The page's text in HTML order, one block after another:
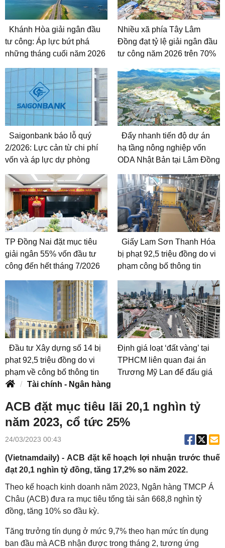
Khánh Hòa giải ngân đầu
tư công: Áp lực bứt phá
những tháng cuối năm 2026
Nhiều xã phía Tây Lâm
Đồng đạt tỷ lệ giải ngân đầu
tư công năm 2026 trên 70%
Saigonbank báo lỗ quý
2/2026: Lực cản từ chi phí
vốn và áp lực dự phòng
Đẩy nhanh tiến độ dự án
hạ tầng nông nghiệp vốn
ODA Nhật Bản tại Lâm Đồng
TP Đồng Nai đặt mục tiêu
giải ngân 55% vốn đầu tư
công đến hết tháng 7/2026
Giấy Lam Sơn Thanh Hóa
bị phạt 92,5 triệu đồng do vi
phạm công bố thông tin
Đầu tư Xây dựng số 14 bị
phạt 92,5 triệu đồng do vi
phạm về công bố thông tin
Định giá loạt ‘đất vàng’ tại
TPHCM liên quan đại án
Trương Mỹ Lan để đấu giá
Tài chính - Ngân hàng
ACB đặt mục tiêu lãi 20,1 nghìn tỷ
năm 2023, cổ tức 25%
24/03/2023 00:43
(Vietnamdaily) - ACB đặt kế hoạch lợi nhuận trước thuế
đạt 20,1 nghìn tỷ đồng, tăng 17,2% so năm 2022.
Theo kế hoạch kinh doanh năm 2023, Ngân hàng TMCP Á
Châu (ACB) đưa ra mục tiêu tổng tài sản 668,8 nghìn tỷ
đồng, tăng 10% so đầu kỳ.
Tăng trưởng tín dụng ở mức 9,7% theo hạn mức tín dụng
ban đầu mà ACB nhận được trong tháng 2, tương ứng